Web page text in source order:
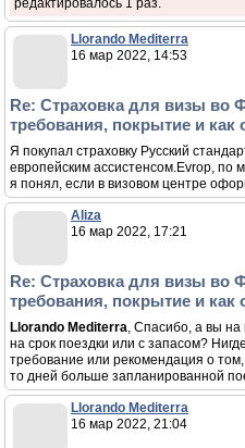
редактировалось 1 раз.
Llorando Mediterra
16 мар 2022, 14:53
Re: Страховка для визы во
требования, покрытие и как
Я покупал страховку Русский
европейским ассистенсом.Evrop, по
я понял, если в визовом центре
Aliza
16 мар 2022, 17:21
Re: Страховка для визы во
требования, покрытие и как
Llorando Mediterra, Спасибо, а вы на
на срок поездки или с запасом?
требование или рекомендация о
то дней больше запланированной
Llorando Mediterra
16 мар 2022, 21:04